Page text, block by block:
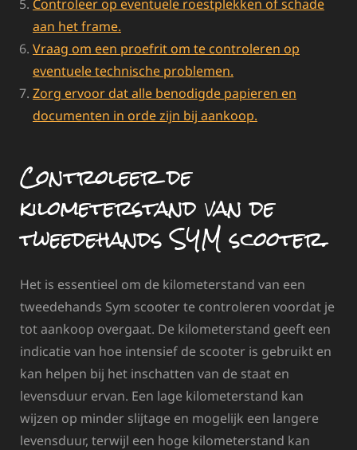
Controleer op eventuele roestplekken of schade
aan het frame.
Vraag om een proefrit om te controleren op
eventuele technische problemen.
Zorg ervoor dat alle benodigde papieren en
documenten in orde zijn bij aankoop.
Controleer de
kilometerstand van de
tweedehands SYM scooter.
Het is essentieel om de kilometerstand van een
tweedehands Sym scooter te controleren voordat je
tot aankoop overgaat. De kilometerstand geeft een
indicatie van hoe intensief de scooter is gebruikt en
kan helpen bij het inschatten van de staat en
levensduur ervan. Een lage kilometerstand kan
wijzen op minder slijtage en mogelijk een langere
levensduur, terwijl een hoge kilometerstand kan